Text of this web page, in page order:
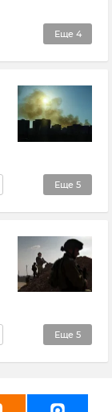
Еще 4
Еще 5
Еще 5